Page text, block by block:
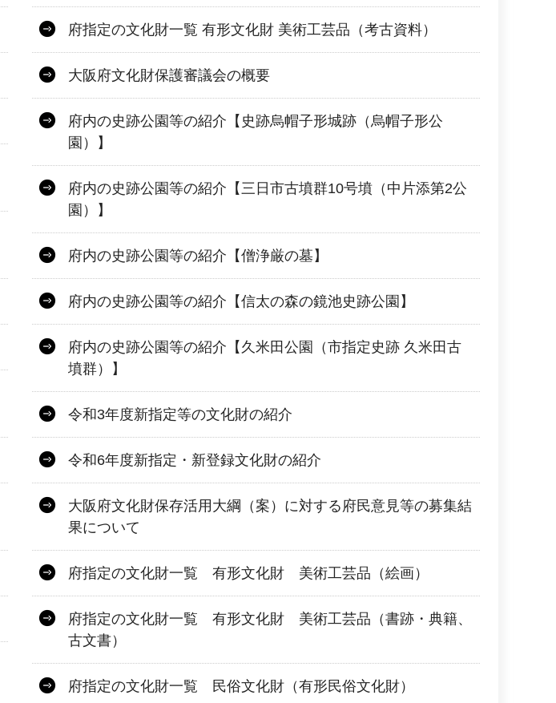
府指定の文化財一覧 有形文化財 美術工芸品（考古資料）
大阪府文化財保護審議会の概要
府内の史跡公園等の紹介【史跡烏帽子形城跡（烏帽子形公
園）】
府内の史跡公園等の紹介【三日市古墳群10号墳（中片添第2公
園）】
府内の史跡公園等の紹介【僧浄厳の墓】
府内の史跡公園等の紹介【信太の森の鏡池史跡公園】
府内の史跡公園等の紹介【久米田公園（市指定史跡 久米田古
墳群）】
令和3年度新指定等の文化財の紹介
令和6年度新指定・新登録文化財の紹介
大阪府文化財保存活用大綱（案）に対する府民意見等の募集結
果について
府指定の文化財一覧 有形文化財 美術工芸品（絵画）
府指定の文化財一覧 有形文化財 美術工芸品（書跡・典籍、
古文書）
府指定の文化財一覧 民俗文化財（有形民俗文化財）